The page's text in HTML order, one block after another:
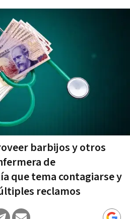
barbijos y otros
de
que tema contagiarse y
reclamos